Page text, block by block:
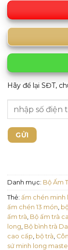
Hãy để lại SĐT,
Danh mục: Bộ Ấm
Thẻ: ấm chén minh
ấm chén 13 món
ấm trà Bộ ấm trà
long Bộ bình trà
cao cấp bộ trà
sứ minh long